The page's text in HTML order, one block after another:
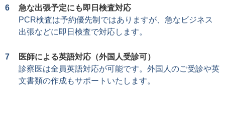
急な出張予定にも即日検査対応
PCR検査は予約優先制ではありますが、急なビジネス
出張などに即日検査で対応します。
医師による英語対応（外国人受診可）
診察医は全員英語対応が可能です。外国人のご受診や英
文書類の作成もサポートいたします。